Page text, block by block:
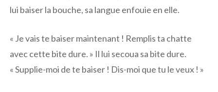
lui baiser la bouche, sa langue enfouie en elle.
« Je vais te baiser maintenant ! Remplis ta chatte
avec cette bite dure. » Il lui secoua sa bite dure.
« Supplie-moi de te baiser ! Dis-moi que tu le veux ! »